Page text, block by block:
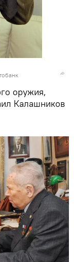
оружия,
Калашников